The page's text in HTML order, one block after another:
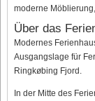
moderne
Über das
Modernes
Ausgangslage für
Ringkøbing Fjord.
In der Mitte des